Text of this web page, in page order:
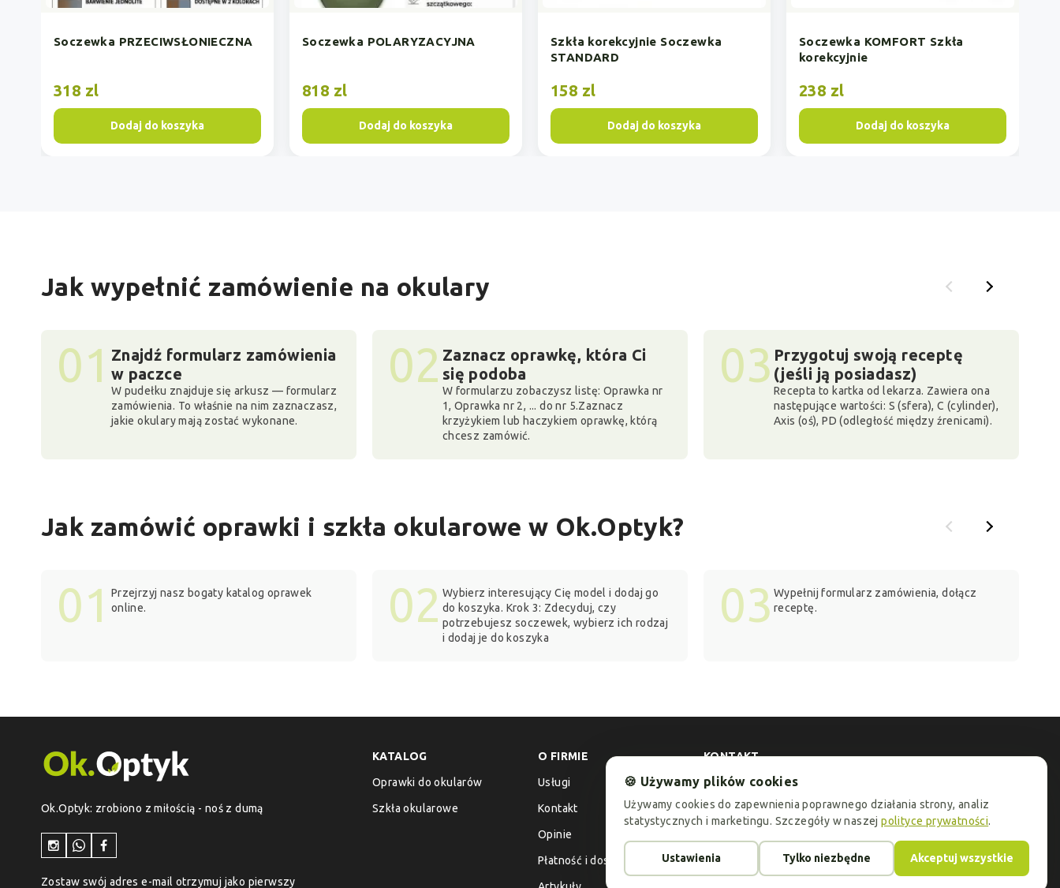
Soczewka POLARYZACYJNA
818 zl
Dodaj do koszyka
Szkła korekcyjnie Soczewka
158 zl
Dodaj do koszyka
Soczewka KOMFORT Szkła
korekcyjnie
238 zl
Dodaj do koszyka
658 zl
Dodaj do koszyka
Jak wypełnić zamówienie na okulary
01 Znajdź formularz zamówienia
w paczce
W pudełku znajduje się arkusz — formularz
zamówienia. To właśnie na nim zaznaczasz,
jakie okulary mają zostać wykonane.
02 Zaznacz oprawkę, która Ci
się podoba
W formularzu zobaczysz listę: Oprawka nr
1, Oprawka nr 2, ... do nr 5.Zaznacz
krzyżykiem lub haczykiem oprawkę, którą
chcesz zamówić.
03 Przygotuj swoją receptę
(jeśli ją posiadasz)
Recepta to kartka od lekarza. Zawiera ona
następujące wartości: S (sfera), C (cylinder),
Axis (oś), PD (odległość między źrenicami).
Jak zamówić oprawki i szkła okularowe w Ok.Optyk?
01
Przejrzyj nasz bogaty katalog oprawek
online.
02 Wybierz interesujący Cię model i dodaj go
do koszyka. Krok 3: Zdecyduj, czy
potrzebujesz soczewek, wybierz ich rodzaj
i dodaj je do koszyka
03 Wypełnij formularz zamówienia, dołącz
receptę.
Ok.Optyk: zrobiono z miłością - noś z dumą
Zostaw swój adres e-mail otrzymuj jako pierwszy
KATALOG
Oprawki do okularów
Szkła okularowe
O FIRMIE
Usługi
Kontakt
Opinie
Płatność i dostawa
KONTAKT
Adres:
ul.Jeleniogórska 1/3, 60-179 Poznań
Telefony:
+48 732 432 925
E-mail:
🍪 Używamy plików cookies
Używamy cookies do zapewnienia poprawnego działania strony, analiz
statystycznych i marketingu. Szczegóły w naszejpolityce prywatności.
Ustawienia Tylko niezbędne Akceptuj wszystkie